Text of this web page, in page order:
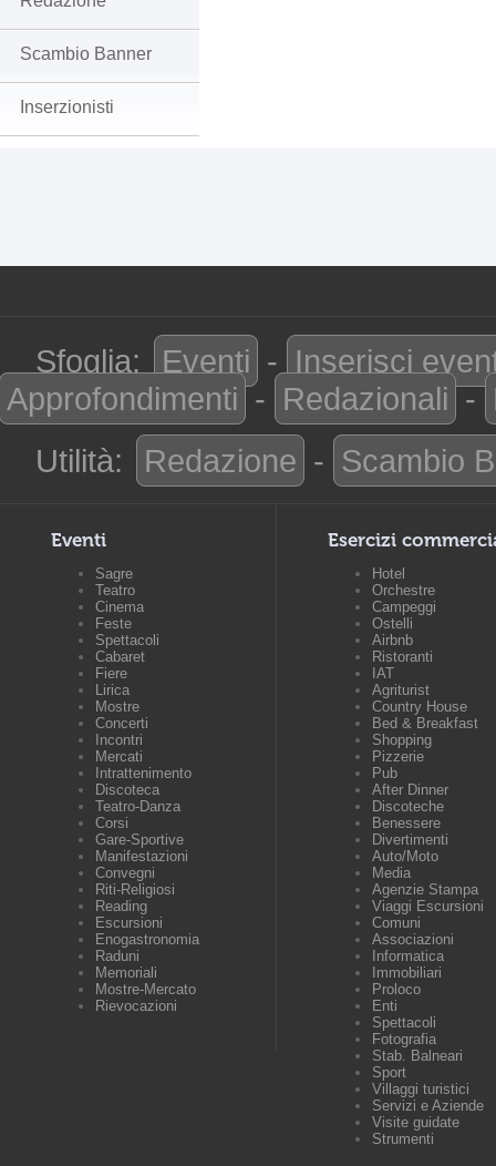
Scambio Banner
Inserzionisti
Sfoglia: Eventi - Inserisci
Approfondimenti - Redazionali -
Utilità:
Redazione - Scambio
Eventi
Sagre
Teatro
Cinema
Feste
Spettacoli
Cabaret
Fiere
Lirica
Mostre
Concerti
Incontri
Mercati
Intrattenimento
Discoteca
Teatro-Danza
Corsi
Gare-Sportive
Manifestazioni
Convegni
Riti-Religiosi
Reading
Escursioni
Enogastronomia
Raduni
Memoriali
Mostre-Mercato
Rievocazioni
Esercizi
Hotel
Orchestre
Campeggi
Ostelli
Airbnb
Ristoranti
IAT
Agriturist
Country House
Bed & Breakfast
Shopping
Pizzerie
Pub
After Dinner
Discoteche
Benessere
Divertimenti
Auto/Moto
Media
Agenzie Stampa
Viaggi Escursioni
Comuni
Associazioni
Informatica
Immobiliari
Proloco
Enti
Spettacoli
Fotografia
Stab. Balneari
Sport
Villaggi turistici
Servizi e Aziende
Visite guidate
Strumenti